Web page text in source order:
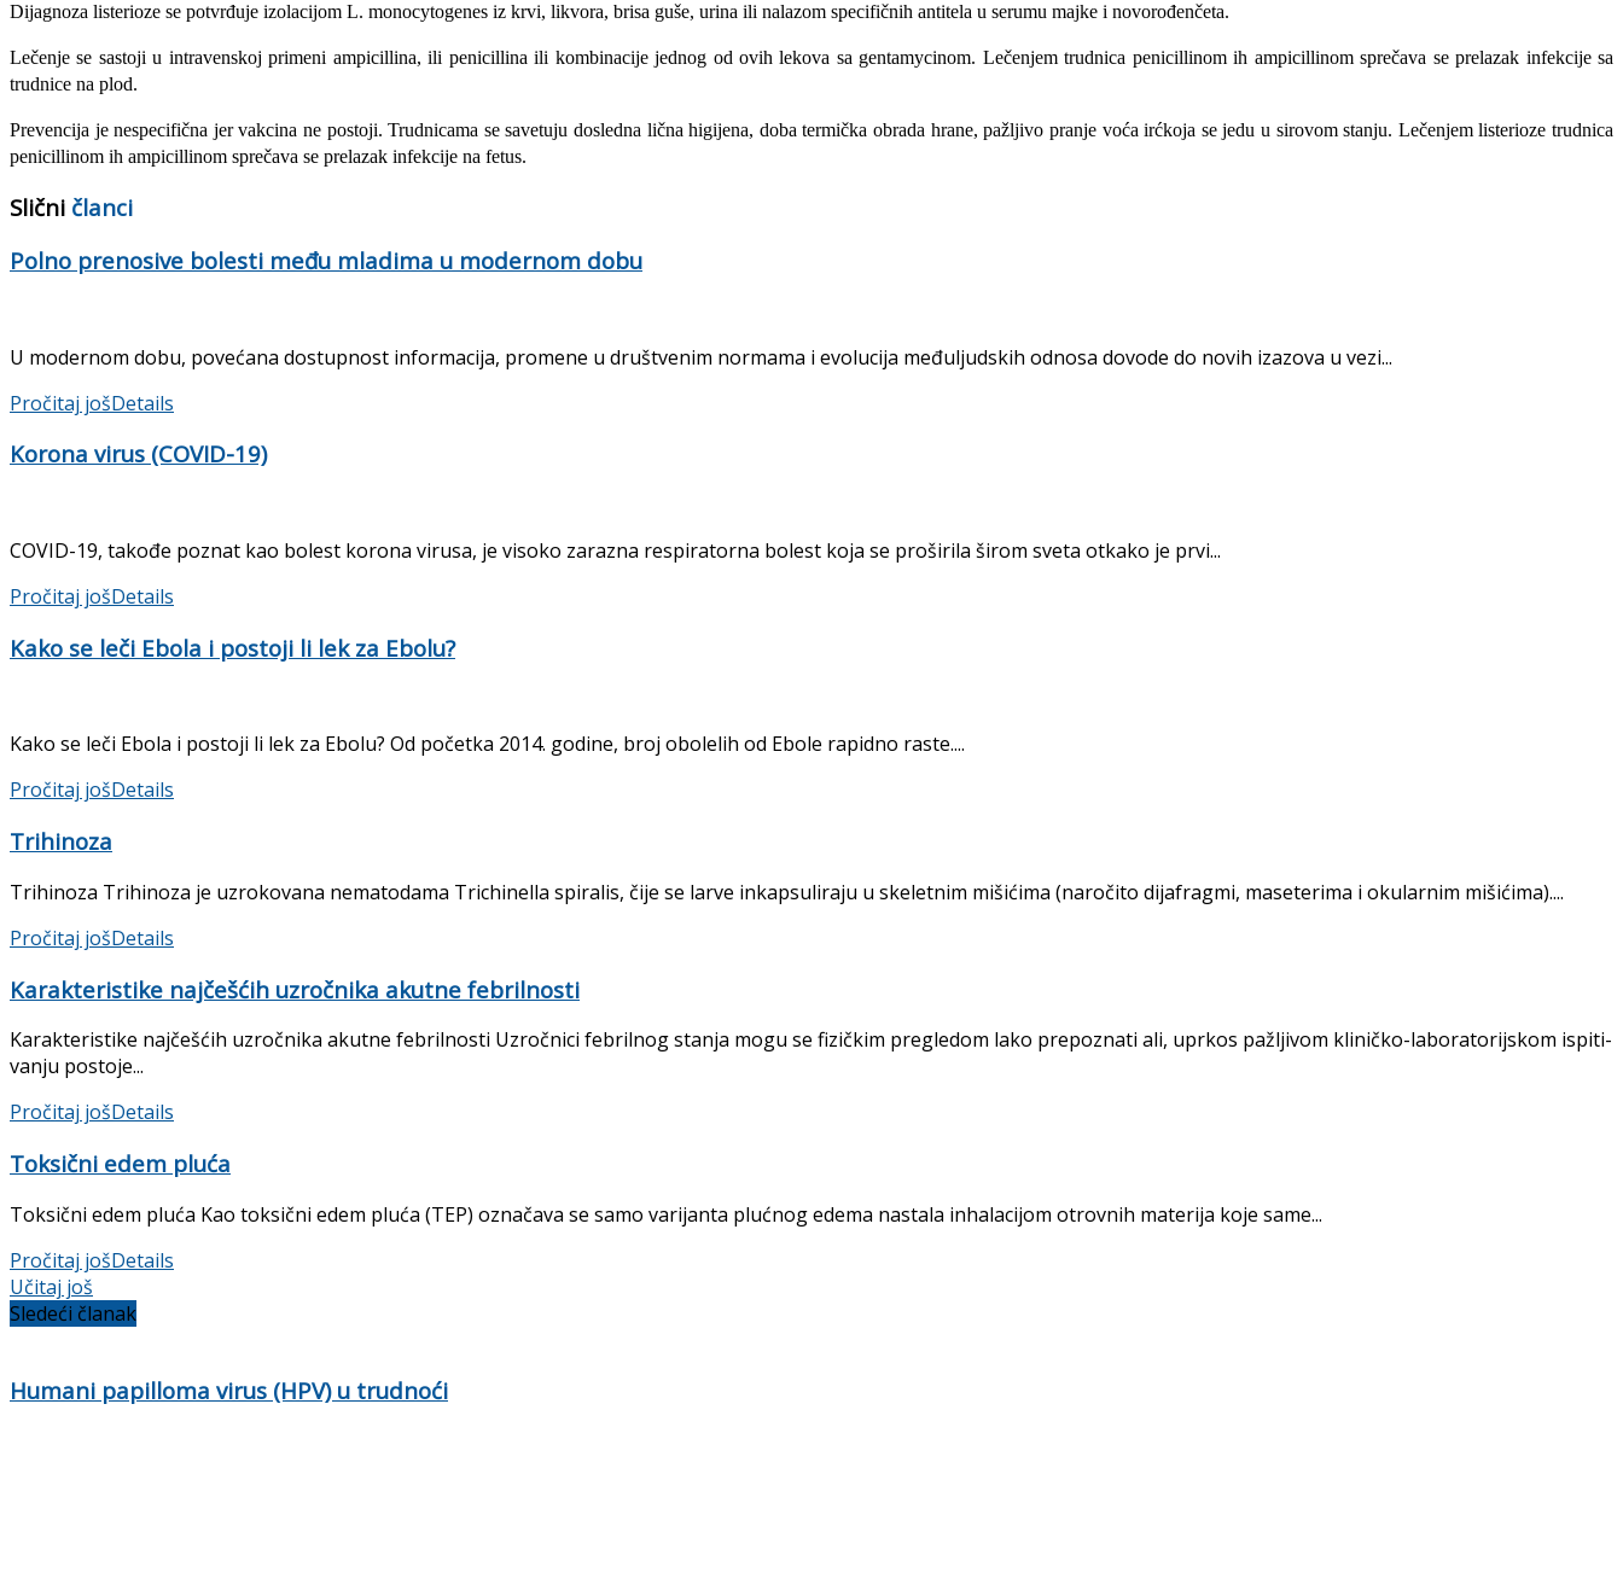
Dijagnoza listerioze se potvrđuje izolacijom L. monocytogenes iz krvi, likvora, brisa guše, urina ili nalazom specifičnih antitela u serumu majke i novorođenčeta.
Lečenje se sastoji u intravenskoj primeni ampicillina, ili penicillina ili kombinacije jednog od ovih lekova sa gentamycinom. Lečenjem trud­nica penicillinom ih ampicillinom sprečava se prelazak infekcije sa
trudnice na plod.
Prevencija je nespecifična jer vakcina ne pos­toji. Trudnicama se savetuju dosledna lična higije­na, doba termička obrada hrane, pažljivo pranje voća irćkoja se jedu u sirovom stanju. Lečenjem listerioze trudnica
penicillinom ih ampi­cillinom sprečava se prelazak infekcije na fetus.
Slični članci
Polno prenosive bolesti među mladima u modernom dobu
U modernom dobu, povećana dostupnost informacija, promene u društvenim normama i evolucija međuljudskih odnosa dovode do novih izazova u vezi...
Pročitaj jošDetails
Korona virus (COVID-19)
COVID-19, takođe poznat kao bolest korona virusa, je visoko zarazna respiratorna bolest koja se proširila širom sveta otkako je prvi...
Pročitaj jošDetails
Kako se leči Ebola i postoji li lek za Ebolu?
Kako se leči Ebola i postoji li lek za Ebolu? Od početka 2014. godine, broj obolelih od Ebole rapidno raste....
Pročitaj jošDetails
Trihinoza
Trihinoza Trihinoza je uzrokovana nematodama Trichinella spiralis, čije se larve inkapsuliraju u skeletnim mišićima (naročito dija­fragmi, maseterima i okularnim mišićima)....
Pročitaj jošDetails
Karakteristike najčešćih uzročnika akutne febrilnosti
Karakteristike najčešćih uzročnika akutne febrilnosti Uzročnici febrilnog stanja mogu se fizič­kim pregledom lako prepoznati ali, uprkos pažljivom kliničko-laboratorijskom ispiti­
vanju postoje...
Pročitaj jošDetails
Toksični edem pluća
Toksični edem pluća Kao toksični edem pluća (TEP) označava se samo varijanta plućnog edema nastala inhalacijom otrovnih materija koje same...
Pročitaj jošDetails
Učitaj još
Sledeći članak
Humani papilloma virus (HPV) u trudnoći